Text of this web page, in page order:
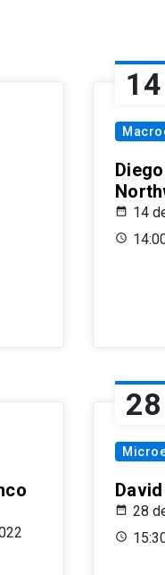
14
14
28
28